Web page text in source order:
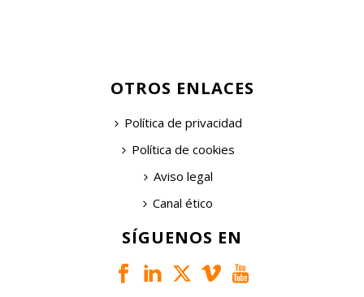
OTROS ENLACES
Política de privacidad
Política de cookies
Aviso legal
Canal ético
SÍGUENOS EN